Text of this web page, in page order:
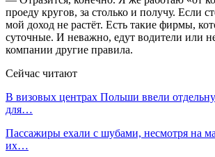
проеду кругов, за столько и получу. Если
мой доход не растёт. Есть такие фирмы,
суточные. И неважно, едут водители или
компании другие правила.
Сейчас читают
В визовых центрах Польши ввели
для…
Пассажиры ехали с шубами, несмотря на
их…